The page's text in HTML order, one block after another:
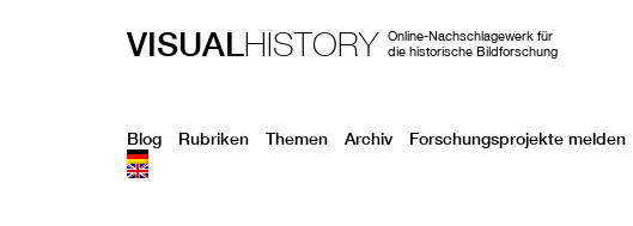
VISUALHISTORY
Online-Nachschlagewerk für
die historische Bildforschung
Blog Rubriken Themen Archiv Forschungsprojekte melden